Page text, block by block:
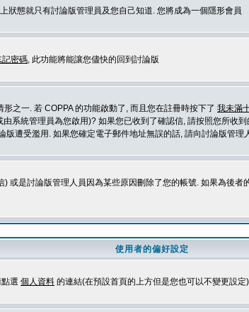
狀態就只有討論版管理員及您自己知道. 您將成為一個隱形會員
記密碼, 此功能將能讓您儘快的回到討論版
之一. 若 COPPA 的功能啟動了, 而且您在註冊時按下了 我未滿
系統管理員為您啟用)? 如果您已收到了確認信, 請按照您所收
遭受濫用. 如果您確定電子郵件地址無誤的話, 請向討論版管理
或是討論版管理人員因為某些原因刪除了您的帳號. 如果為後
使用者的偏好設定
選 個人資料 的連結(在預設首頁的上方但是您也可以不變更設